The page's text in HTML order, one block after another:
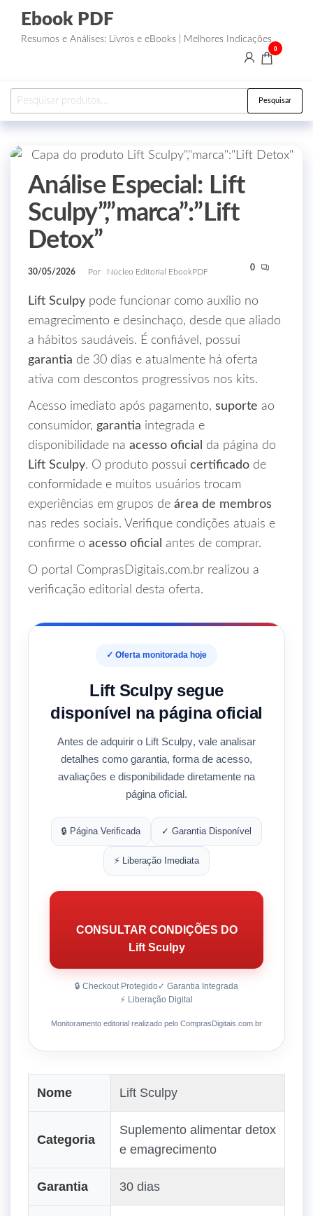
Ebook PDF
Resumos e Análises: Livros e eBooks | Melhores Indicações
0
Pesquisar
Análise Especial: Lift
Sculpy”,”marca”:”Lift
Detox”
30/05/2026 Por Núcleo Editorial EbookPDF 0
Lift Sculpy pode funcionar como auxílio no
emagrecimento e desinchaço, desde que aliado
a hábitos saudáveis. É confiável, possui
garantia de 30 dias e atualmente há oferta
ativa com descontos progressivos nos kits.
Acesso imediato após pagamento, suporte ao
consumidor, garantia integrada e
disponibilidade na acesso oficial
da página do
Lift Sculpy. O produto possui certificado de
conformidade e muitos usuários trocam
experiências em grupos de área de membros
nas redes sociais. Verifique condições atuais e
confirme o acesso oficial antes de comprar.
O portal ComprasDigitais.com.br realizou a
verificação editorial desta oferta.
✓ Oferta monitorada hoje
Lift Sculpy segue
disponível na página oficial
Antes de adquirir o Lift Sculpy, vale analisar
detalhes como garantia, forma de acesso,
avaliações e disponibilidade diretamente na
página oficial.
🔒 Página Verificada ✓ Garantia Disponível
⚡ Liberação Imediata
CONSULTAR CONDIÇÕES DO
Lift Sculpy
🔒 Checkout Protegido ✓ Garantia Integrada
⚡ Liberação Digital
Monitoramento editorial realizado pelo ComprasDigitais.com.br
Nome Lift Sculpy
Categoria
Suplemento alimentar detox
e emagrecimento
Garantia 30 dias